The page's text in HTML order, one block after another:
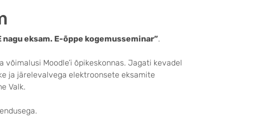
nagu eksam. E-õppe kogemusseminar”.
Moodle’i õpikeskonnas. Jagati kevadel
ja järelevalvega elektroonsete eksamite
Valk.